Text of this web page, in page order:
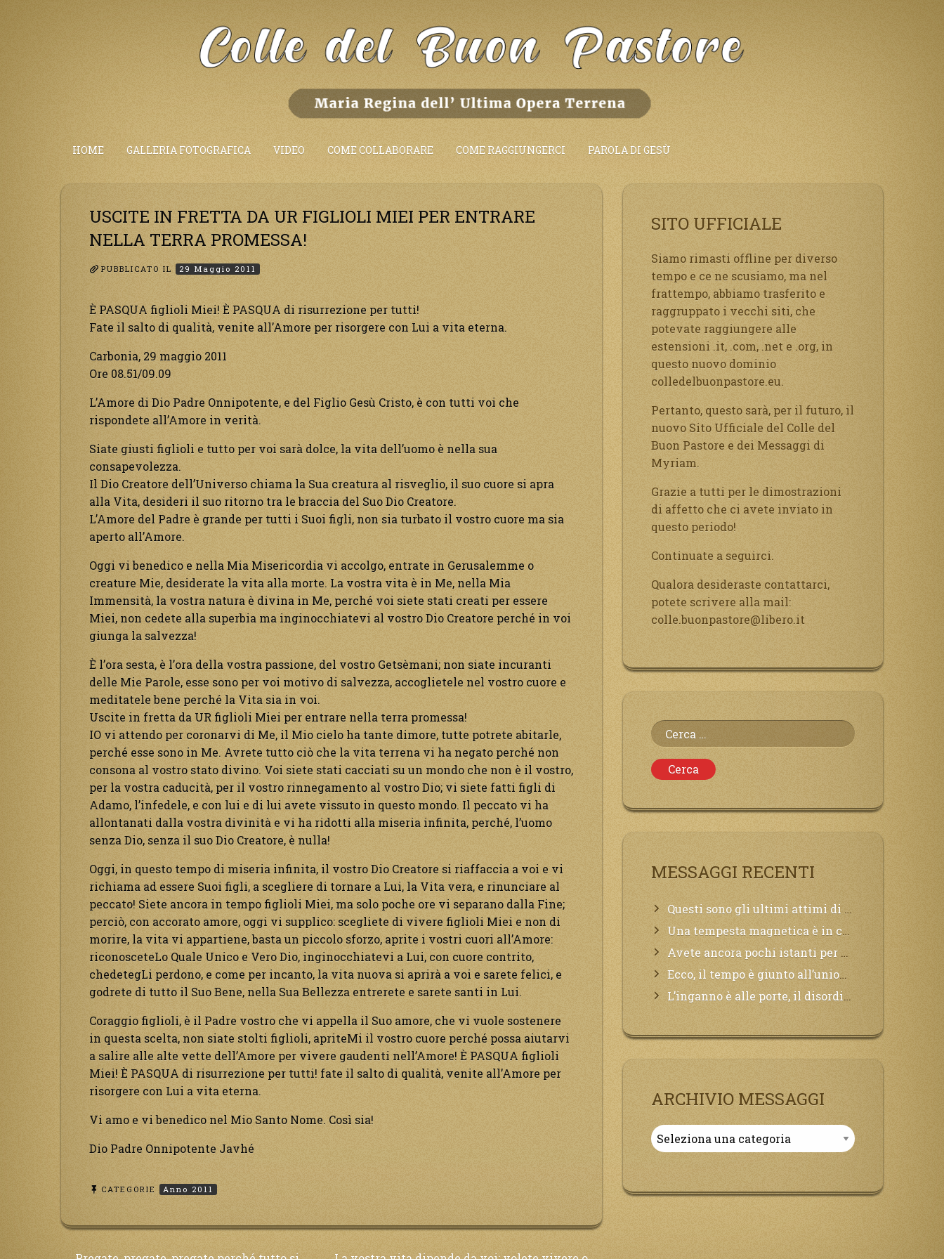
HOME GALLERIA FOTOGRAFICA VIDEO COME COLLABORARE COME RAGGIUNGERCI PAROLA DI GESÙ
USCITE IN FRETTA DA UR FIGLIOLI MIEI PER ENTRARE
NELLA TERRA PROMESSA!
PUBBLICATO IL 29 Maggio 2011
È PASQUA figlioli Miei! È PASQUA di risurrezione per tutti!
Fate il salto di qualità, venite all’Amore per risorgere con Lui a vita eterna.
Carbonia, 29 maggio 2011
Ore 08.51/09.09
L’Amore di Dio Padre Onnipotente, e del Figlio Gesù Cristo, è con tutti voi che
rispondete all’Amore in verità.
Siate giusti figlioli e tutto per voi sarà dolce, la vita dell’uomo è nella sua
consapevolezza.
Il Dio Creatore dell’Universo chiama la Sua creatura al risveglio, il suo cuore si apra
alla Vita, desideri il suo ritorno tra le braccia del Suo Dio Creatore.
L’Amore del Padre è grande per tutti i Suoi figli, non sia turbato il vostro cuore ma sia
aperto all’Amore.
Oggi vi benedico e nella Mia Misericordia vi accolgo, entrate in Gerusalemme o
creature Mie, desiderate la vita alla morte. La vostra vita è in Me, nella Mia
Immensità, la vostra natura è divina in Me, perché voi siete stati creati per essere
Miei, non cedete alla superbia ma inginocchiatevi al vostro Dio Creatore perché in voi
giunga la salvezza!
È l’ora sesta, è l’ora della vostra passione, del vostro Getsèmani; non siate incuranti
delle Mie Parole, esse sono per voi motivo di salvezza, accoglietele nel vostro cuore e
meditatele bene perché la Vita sia in voi.
Uscite in fretta da UR figlioli Miei per entrare nella terra promessa!
IO vi attendo per coronarvi di Me, il Mio cielo ha tante dimore, tutte potrete abitarle,
perché esse sono in Me. Avrete tutto ciò che la vita terrena vi ha negato perché non
consona al vostro stato divino. Voi siete stati cacciati su un mondo che non è il vostro,
per la vostra caducità, per il vostro rinnegamento al vostro Dio; vi siete fatti figli di
Adamo, l’infedele, e con lui e di lui avete vissuto in questo mondo. Il peccato vi ha
allontanati dalla vostra divinità e vi ha ridotti alla miseria infinita, perché, l’uomo
senza Dio, senza il suo Dio Creatore, è nulla!
Oggi, in questo tempo di miseria infinita, il vostro Dio Creatore si riaffaccia a voi e vi
richiama ad essere Suoi figli, a scegliere di tornare a Lui, la Vita vera, e rinunciare al
peccato! Siete ancora in tempo figlioli Miei, ma solo poche ore vi separano dalla Fine;
perciò, con accorato amore, oggi vi supplico: scegliete di vivere figlioli Miei e non di
morire, la vita vi appartiene, basta un piccolo sforzo, aprite i vostri cuori all’Amore:
riconosceteLo Quale Unico e Vero Dio, inginocchiatevi a Lui, con cuore contrito,
chedetegLi perdono, e come per incanto, la vita nuova si aprirà a voi e sarete felici, e
godrete di tutto il Suo Bene, nella Sua Bellezza entrerete e sarete santi in Lui.
Coraggio figlioli, è il Padre vostro che vi appella il Suo amore, che vi vuole sostenere
in questa scelta, non siate stolti figlioli, apriteMi il vostro cuore perché possa aiutarvi
a salire alle alte vette dell’Amore per vivere gaudenti nell’Amore! È PASQUA figlioli
Miei! È PASQUA di risurrezione per tutti! fate il salto di qualità, venite all’Amore per
risorgere con Lui a vita eterna.
Vi amo e vi benedico nel Mio Santo Nome. Così sia!
Dio Padre Onnipotente Javhé
CATEGORIE Anno 2011
SITO UFFICIALE
Siamo rimasti offline per diverso
tempo e ce ne scusiamo, ma nel
frattempo, abbiamo trasferito e
raggruppato i vecchi siti, che
potevate raggiungere alle
estensioni .it, .com, .net e .org, in
questo nuovo dominio
colledelbuonpastore.eu.
Pertanto, questo sarà, per il futuro, il
nuovo Sito Ufficiale del Colle del
Buon Pastore e dei Messaggi di
Myriam.
Grazie a tutti per le dimostrazioni
di affetto che ci avete inviato in
questo periodo!
Continuate a seguirci.
Qualora desideraste contattarci,
potete scrivere alla mail:
colle.buonpastore@libero.it
Ricerca
per:
MESSAGGI RECENTI
Questi sono gli ultimi attimi di vita, chi si vuole salvare Mi chiami in suo aiuto.
Una tempesta magnetica è in corso, questa generazione patirà. Il black out non tarderà ad arrivare e tutta la Terra sarà oscurata.
Avete ancora pochi istanti per convertirvi, non perdete tempo, la sciagura arriverà all’improvviso e per chi non si sarà preparato saranno dolori.
Ecco, il tempo è giunto all’unione del Padre con il figlio, non avete che da attendere pochissimo.
L’inganno è alle porte, il disordine degli ordinati urlerà perdono, ma sarà troppo tardi, il tradimento è stato grande!
ARCHIVIO MESSAGGI
Archivio
Messaggi